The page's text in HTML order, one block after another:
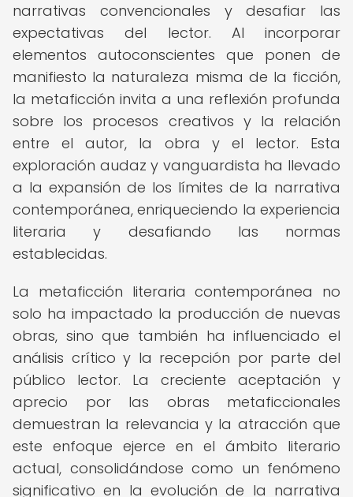
narrativas convencionales y desafiar las
expectativas del lector. Al incorporar
elementos autoconscientes que ponen de
manifiesto la naturaleza misma de la ficción,
la metaficción invita a una reflexión profunda
sobre los procesos creativos y la relación
entre el autor, la obra y el lector. Esta
exploración audaz y vanguardista ha llevado
a la expansión de los límites de la narrativa
contemporánea, enriqueciendo la experiencia
literaria y desafiando las normas
establecidas.
La metaficción literaria contemporánea no
solo ha impactado la producción de nuevas
obras, sino que también ha influenciado el
análisis crítico y la recepción por parte del
público lector. La creciente aceptación y
aprecio por las obras metaficcionales
demuestran la relevancia y la atracción que
este enfoque ejerce en el ámbito literario
actual, consolidándose como un fenómeno
significativo en la evolución de la narrativa